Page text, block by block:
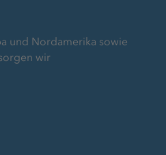
und Nordamerika sowie
wir